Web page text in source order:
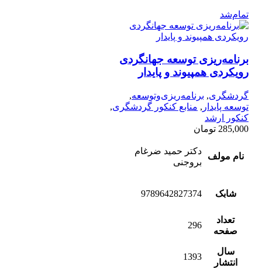
تمام‌شد
برنامه‌ریزی توسعه جهانگردی
رویکردی همپیوند و پایدار
گردشگری, برنامه‌ریزی‌وتوسعه,
توسعه پایدار , منابع کنکور گردشگری,
کنکور ارشد
285,000 تومان
نام مولف
دکتر حمید ضرغام
بروجنی
شابک 9789642827374
تعداد
صفحه
296
سال
انتشار
1393